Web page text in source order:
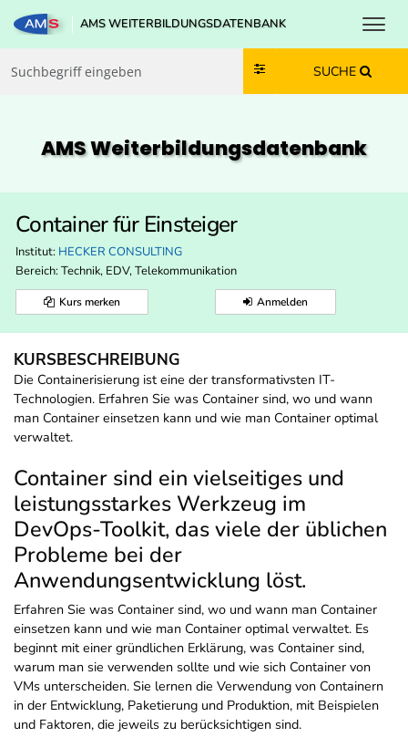
Zum Inhalt springen
Zum Navmenü springen
Zur Suche springen
Zur Footer springen
AMS WEITERBILDUNGSDATENBANK
SUCHE
AMS Weiterbildungs­datenbank
Container für Einsteiger
Institut: HECKER CONSULTING
Bereich: Technik, EDV, Telekommunikation
Kurs merken Anmelden
KURSBESCHREIBUNG
Die Containerisierung ist eine der transformativsten IT-
Technologien. Erfahren Sie was Container sind, wo und wann
man Container einsetzen kann und wie man Container optimal
verwaltet.
Container sind ein vielseitiges und
leistungsstarkes Werkzeug im
DevOps-Toolkit, das viele der üblichen
Probleme bei der
Anwendungsentwicklung löst.
Erfahren Sie was Container sind, wo und wann man Container
einsetzen kann und wie man Container optimal verwaltet. Es
beginnt mit einer gründlichen Erklärung, was Container sind,
warum man sie verwenden sollte und wie sich Container von
VMs unterscheiden. Sie lernen die Verwendung von Containern
in der Entwicklung, Paketierung und Produktion, mit Beispielen
und Faktoren, die jeweils zu berücksichtigen sind.